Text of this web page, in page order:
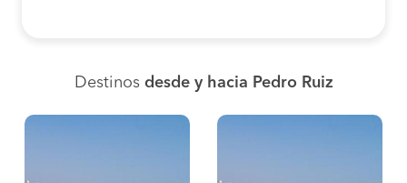
Destinos desde y hacia Pedro Ruiz